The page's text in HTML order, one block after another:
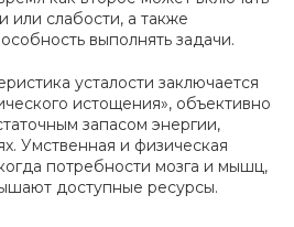
слабости, а также
выполнять задачи.
усталости заключается
истощения», объективно
запасом энергии,
Умственная и физическая
потребности мозга и мышц,
доступные ресурсы.